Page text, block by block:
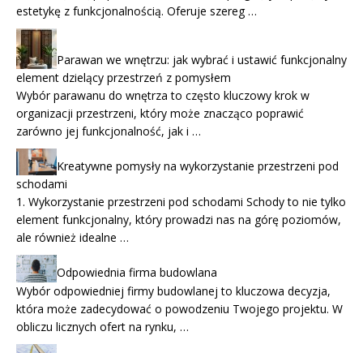
estetykę z funkcjonalnością. Oferuje szereg …
Parawan we wnętrzu: jak wybrać i ustawić funkcjonalny
element dzielący przestrzeń z pomysłem
Wybór parawanu do wnętrza to często kluczowy krok w
organizacji przestrzeni, który może znacząco poprawić
zarówno jej funkcjonalność, jak i …
Kreatywne pomysły na wykorzystanie przestrzeni pod
schodami
1. Wykorzystanie przestrzeni pod schodami Schody to nie tylko
element funkcjonalny, który prowadzi nas na górę poziomów,
ale również idealne …
Odpowiednia firma budowlana
Wybór odpowiedniej firmy budowlanej to kluczowa decyzja,
która może zadecydować o powodzeniu Twojego projektu. W
obliczu licznych ofert na rynku, …